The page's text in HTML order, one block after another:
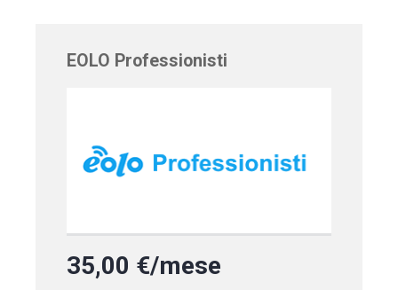
EOLO Professionisti
35,00 €/mese